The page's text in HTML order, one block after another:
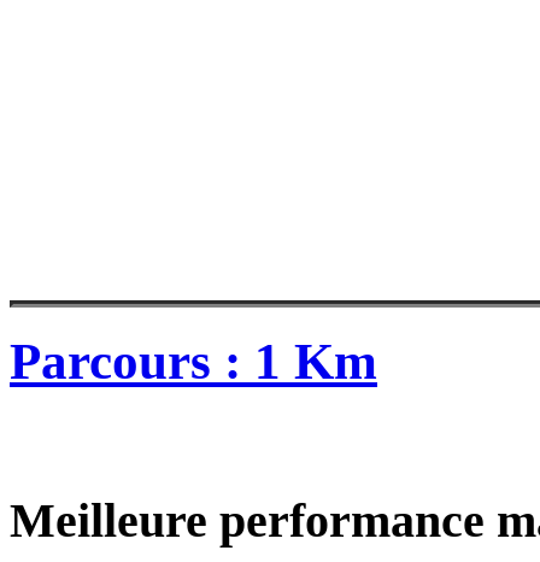
Parcours : 1 Km
Meilleure performance